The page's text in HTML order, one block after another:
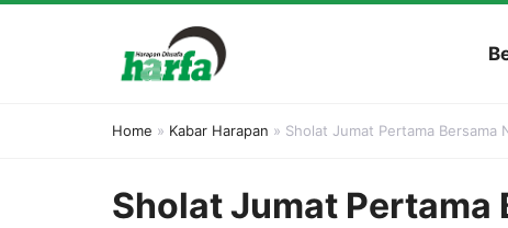
Home » Kabar Harapan » Sholat Jumat Pertama Bersama
Sholat Jumat Pertama